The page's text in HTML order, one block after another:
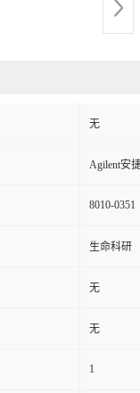
无
Agilent安
8010-0351
生命科研
无
无
1